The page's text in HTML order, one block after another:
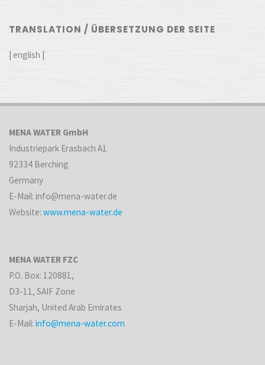
TRANSLATION / ÜBERSETZUNG DER SEITE
| english |
MENA WATER GmbH
Industriepark Erasbach A1
92334 Berching
Germany
E-Mail: info@mena-water.de
Website:www.mena-water.de
MENA WATER FZC
P.O. Box: 120881,
D3-11, SAIF Zone
Sharjah, United Arab Emirates
E-Mail:info@mena-water.com